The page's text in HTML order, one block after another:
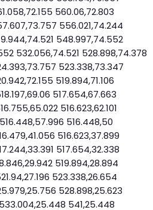
560.06,72.803
556.021,74.244
548.997,74.552
532.056,74.521 528.898,74.378
523.338,73.347
519.894,71.106
517.654,67.663
516.623,62.101
516.448,50
516.623,37.899
517.654,32.338
519.894,28.894
523.338,26.654
528.898,25.623
541,25.448